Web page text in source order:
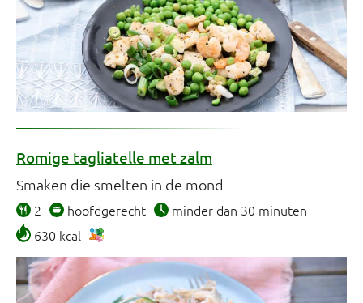
Romige tagliatelle met zalm
Smaken die smelten in de mond
2 hoofdgerecht
minder dan 30 minuten
630 kcal